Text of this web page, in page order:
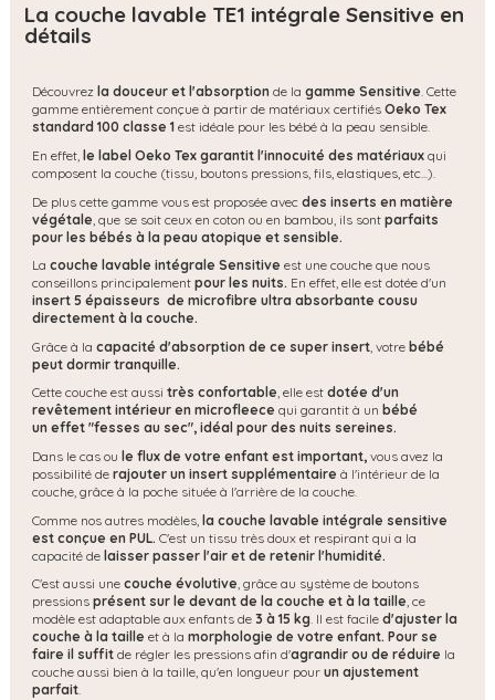
La couche lavable TE1 intégrale Sensitive en
détails
Découvrez la douceur et l'absorption de la gamme Sensitive. Cette
gamme entièrement conçue à partir de matériaux certifiés Oeko Tex
standard 100 classe 1 est idéale pour les bébé à la peau sensible.
En effet, le label Oeko Tex garantit l'innocuité des matériaux qui
composent la couche (tissu, boutons pressions, fils, elastiques, etc...).
De plus cette gamme vous est proposée avec des inserts en matière
végétale , que se soit ceux en coton ou en bambou, ils sont parfaits
pour les bébés à la peau atopique et sensible.
La couche lavable intégrale Sensitive est une couche que nous
conseillons principalement pour les nuits. En effet, elle est dotée d'un
insert 5 épaisseurs de microfibre ultra absorbante cousu
directement à la couche.
Grâce à la capacité d'absorption de ce super insert , votre bébé
peut dormir tranquille.
Cette couche est aussi très confortable, elle est dotée d'un
revêtement intérieur en microfleece qui garantit à un bébé
un effet "fesses au sec", idéal pour des nuits sereines.
Dans le cas ou le flux de votre enfant est important, vous avez la
possibilité de rajouter un insert supplémentaire à l'intérieur de la
couche, grâce à la poche située à l'arrière de la couche.
Comme nos autres modèles, la couche lavable intégrale sensitive
est conçue en PUL. C'est un tissu très doux et respirant qui a la
capacité de laisser passer l'air et de retenir l'humidité.
C'est aussi une couche évolutive, grâce au système de boutons
pressions présent sur le devant de la couche et à la taille, ce
modèle est adaptable aux enfants de 3 à 15 kg. Il est facile d'ajuster la
couche à la taille et à la morphologie de votre enfant. Pour se
faire il suffit de régler les pressions afin d'agrandir ou de réduire la
couche aussi bien à la taille, qu'en longueur pour un ajustement
parfait.